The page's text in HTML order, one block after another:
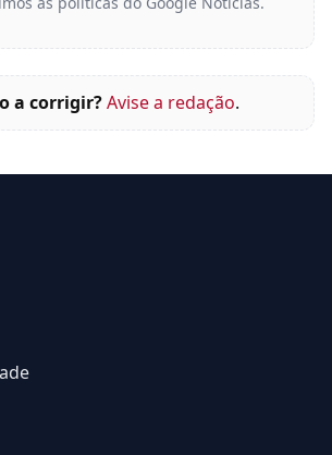
a corrigir?Avise a redação.